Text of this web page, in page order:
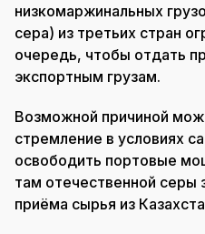
низкомаржинальных
сера) из третьих стран
очередь, чтобы отдать
экспортным грузам.
Возможной причиной
стремление в условиях
освободить портовые
там отечественной серы
приёма сырья из